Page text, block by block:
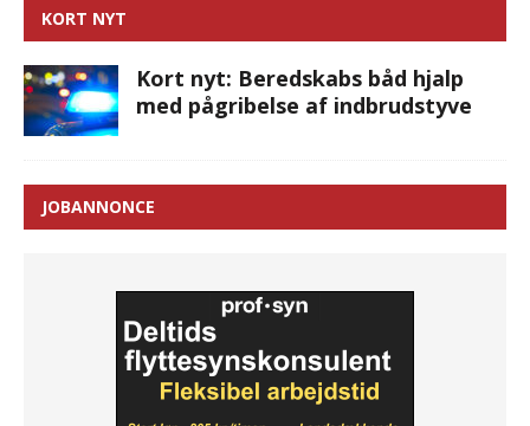
KORT NYT
Kort nyt: Beredskabs båd hjalp
med pågribelse af indbrudstyve
JOBANNONCE